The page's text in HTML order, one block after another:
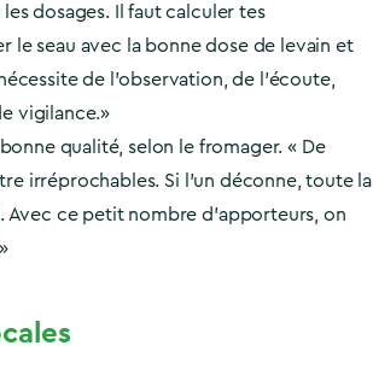
dosages. Il faut calculer tes
le seau avec la bonne dose de levain et
de l’observation, de l’écoute,
vigilance.»
qualité, selon le fromager. « De
irréprochables. Si l’un déconne, toute la
Avec ce petit nombre d’apporteurs, on